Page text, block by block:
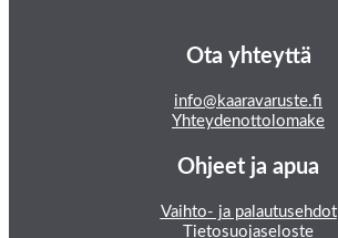
Ota yhteyttä
info@kaaravaruste.fi
Yhteydenottolomake
Ohjeet ja apua
Vaihto- ja palautusehdot
Tietosuojaseloste